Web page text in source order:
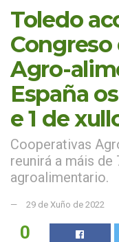
Toledo
Congreso
Agro-
España
e 1 de
Cooperativas
reunirá a máis
agroalimentario.
29 de Xuño de 2022
0